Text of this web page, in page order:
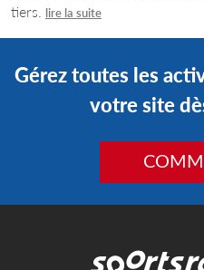
tiers.
lire la suite
Gérez toutes les
votre site